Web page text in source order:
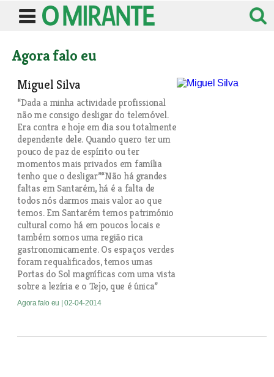
Agora falo eu
Miguel Silva
“Dada a minha actividade profissional
não me consigo desligar do telemóvel.
Era contra e hoje em dia sou totalmente
dependente dele. Quando quero ter um
pouco de paz de espírito ou ter
momentos mais privados em família
tenho que o desligar”“Não há grandes
faltas em Santarém, há é a falta de
todos nós darmos mais valor ao que
temos. Em Santarém temos património
cultural como há em poucos locais e
também somos uma região rica
gastronomicamente. Os espaços verdes
foram requalificados, temos umas
Portas do Sol magníficas com uma vista
sobre a lezíria e o Tejo, que é única”
Agora falo eu | 02-04-2014